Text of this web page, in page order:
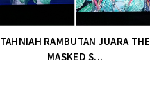
TAHNIAH RAMBUTAN JUARA THE
MASKED S...